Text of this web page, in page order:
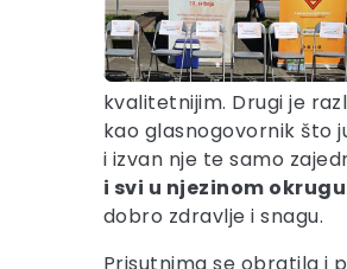
kvalitetnijim. Drugi je
kao glasnogovornik što
i izvan nje te samo
i svi u njezinom
dobro zdravlje i snagu.